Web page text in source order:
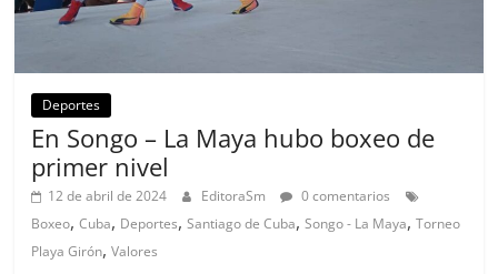
Deportes
En Songo – La Maya hubo boxeo de
primer nivel
12 de abril de 2024 EditoraSm
0 comentarios
Boxeo,Cuba, Deportes,Santiago de Cuba,Songo - La Maya,Torneo
Playa Girón,Valores